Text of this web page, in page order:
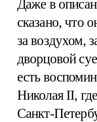
Даже в
сказано, что
за воздухом,
дворцовой
есть
Николая II,
Санкт-